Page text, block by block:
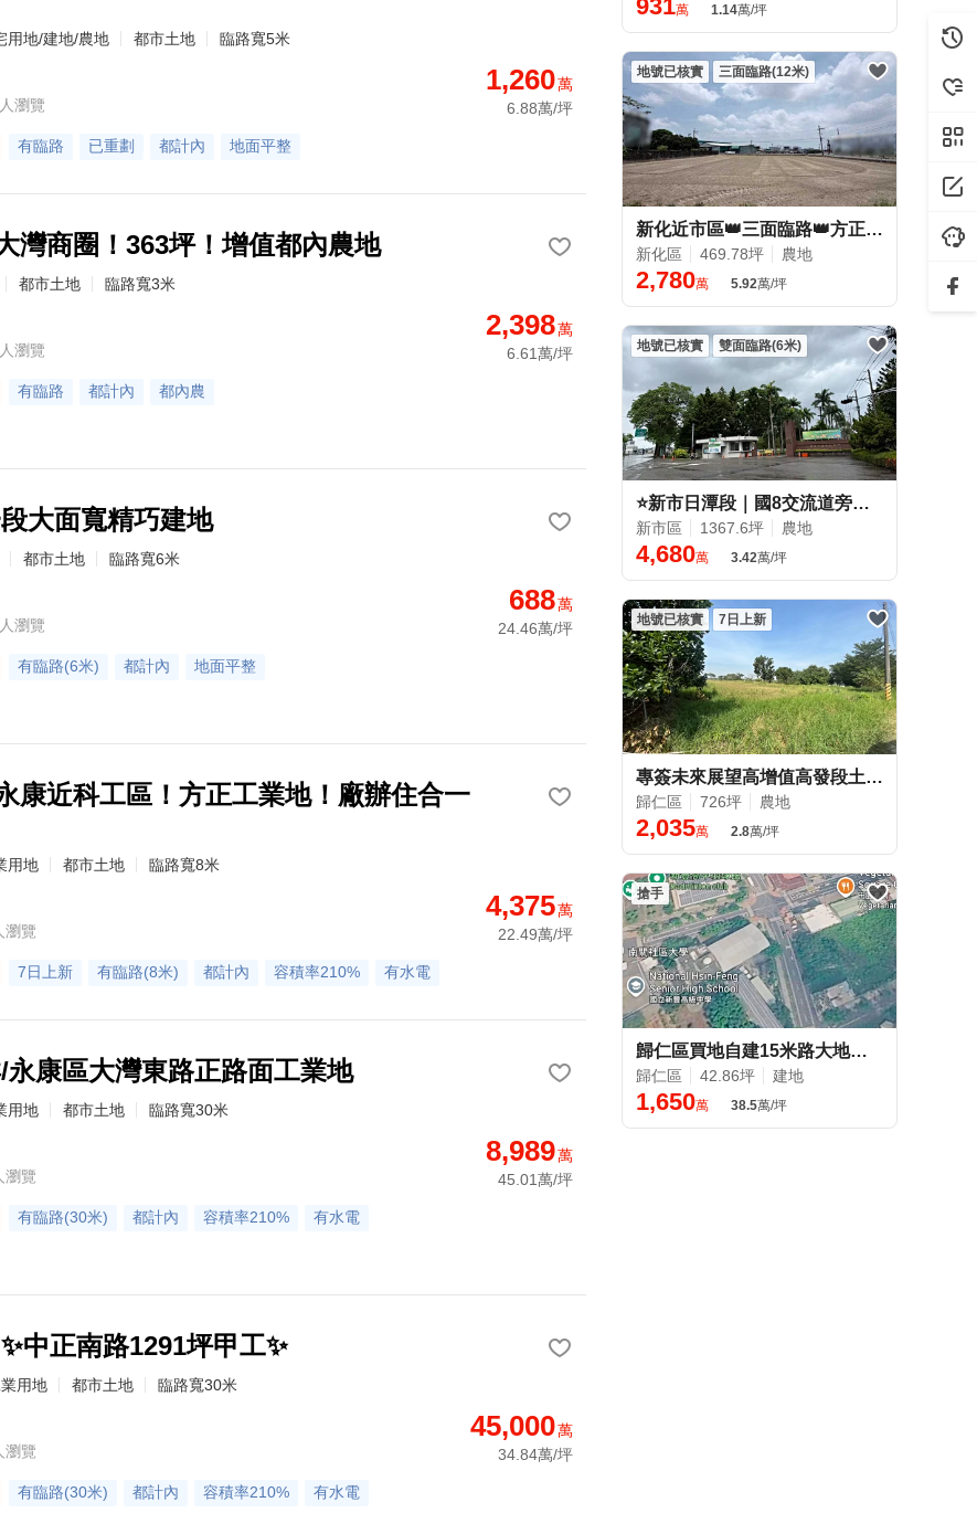
用地/建地/農地 都市土地
臨路寬5米
瀏覽
有臨路 已重劃 都計內 地面平整
1,260萬
6.88萬/坪
灣商圈！363坪！增值都內農地
都市土地
臨路寬3米
瀏覽
有臨路 都計內 都內農
2,398萬
6.61萬/坪
大面寬精巧建地
都市土地
臨路寬6米
瀏覽
有臨路(6米) 都計內 地面平整
688萬
24.46萬/坪
康近科工區！方正工業地！廠辦住合一
用地 都市土地
臨路寬8米
瀏覽
7日上新 有臨路(8米) 都計內 容積率210% 有水電
4,375萬
22.49萬/坪
永康區大灣東路正路面工業地
用地 都市土地
臨路寬30米
瀏覽
有臨路(30米) 都計內 容積率210% 有水電
8,989萬
45.01萬/坪
中正南路1291坪甲工✨
用地 都市土地
臨路寬30米
瀏覽
有臨路(30米) 都計內 容積率210% 有水電
45,000萬
34.84萬/坪
931萬 1.14萬/坪
新化近市區👑三面臨路👑方正約469坪農地
新化區 469.78坪 農地
2,780萬 5.92萬/坪
地號已核實 三面臨路(12米)
⭐新市日潭段｜國8交流道旁雙面臨路1367坪農地｜
新市區 1367.6坪 農地
4,680萬 3.42萬/坪
地號已核實 雙面臨路(6米)
專簽未來展望高增值高發段土地有3米路
歸仁區 726坪 農地
2,035萬 2.8萬/坪
地號已核實 7日上新
歸仁區買地自建15米路大地坪店面別墅(3)
歸仁區 42.86坪 建地
1,650萬 38.5萬/坪
搶手